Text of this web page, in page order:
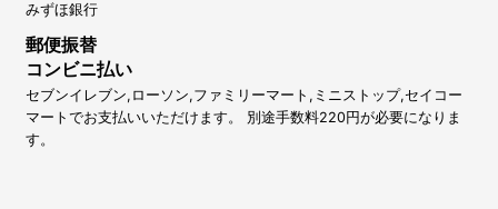
みずほ銀行
郵便振替
コンビニ払い
セブンイレブン,ローソン,ファミリーマート,ミニストップ,セイコー
マートでお支払いいただけます。 別途手数料220円が必要になりま
す。